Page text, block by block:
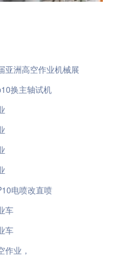
亚洲高空作业机械展
换主轴试机
电喷改直喷
车
车
作业，